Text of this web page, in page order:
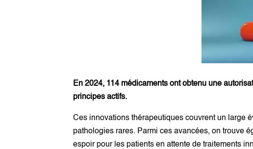
En 2024, 114 médicaments ont obtenu une
principes actifs.
Ces innovations thérapeutiques couvrent un large
pathologies rares. Parmi ces avancées, on trouve
espoir pour les patients en attente de traitements